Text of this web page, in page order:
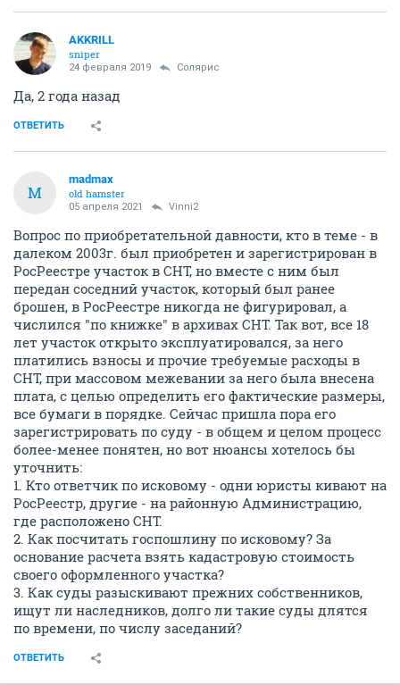
AKKRILL
sniper
24 февраля 2019 Солярис
Да, 2 года назад
ОТВЕТИТЬ
M
madmax
old hamster
05 апреля 2021 Vinni2
Вопрос по приобретательной давности, кто в теме - в
далеком 2003г. был приобретен и зарегистрирован в
РосРеестре участок в СНТ, но вместе с ним был
передан соседний участок, который был ранее
брошен, в РосРеестре никогда не фигурировал, а
числился "по книжке" в архивах СНТ. Так вот, все 18
лет участок открыто эксплуатировался, за него
платились взносы и прочие требуемые расходы в
СНТ, при массовом межевании за него была внесена
плата, с целью определить его фактические размеры,
все бумаги в порядке. Сейчас пришла пора его
зарегистрировать по суду - в общем и целом процесс
более-менее понятен, но вот нюансы хотелось бы
уточнить:
1. Кто ответчик по исковому - одни юристы кивают на
РосРеестр, другие - на районную Администрацию,
где расположено СНТ.
2. Как посчитать госпошлину по исковому? За
основание расчета взять кадастровую стоимость
своего оформленного участка?
3. Как суды разыскивают прежних собственников,
ищут ли наследников, долго ли такие суды длятся
по времени, по числу заседаний?
ОТВЕТИТЬ